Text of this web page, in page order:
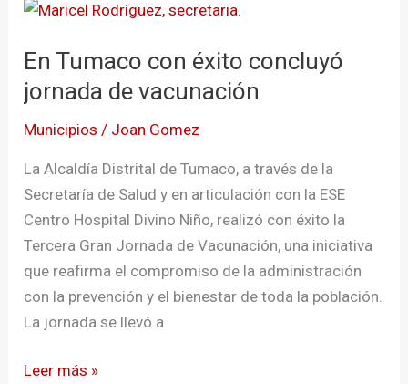
En Tumaco con éxito concluyó
jornada de vacunación
Municipios / Joan Gomez
La Alcaldía Distrital de Tumaco, a través de la
Secretaría de Salud y en articulación con la ESE
Centro Hospital Divino Niño, realizó con éxito la
Tercera Gran Jornada de Vacunación, una iniciativa
que reafirma el compromiso de la administración
con la prevención y el bienestar de toda la población.
La jornada se llevó a
En
con
éxito
concluyó
jornada
de
vacunación
Leer más »